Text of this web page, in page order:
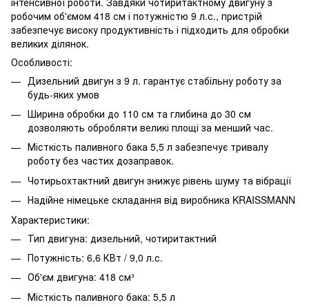
робочим об'ємом 418 см і потужністю 9 л.с., пристрій
забезпечує високу продуктивність і підходить для обробки
великих ділянок.
Особливості:
Дизельний двигун з 9 л. гарантує стабільну роботу за
будь-яких умов
Ширина обробки до 110 см та глибина до 30 см
дозволяють обробляти великі площі за менший час.
Місткість паливного бака 5,5 л забезпечує тривалу
роботу без частих дозаправок.
Чотирьохтактний двигун знижує рівень шуму та вібрації
Надійне німецьке складання від виробника KRAISSMANN
Характеристики:
Тип двигуна: дизельний, чотиритактний
Потужність: 6,6 КВт / 9,0 л.с.
Об'єм двигуна: 418 см³
Місткість паливного бака: 5,5 л